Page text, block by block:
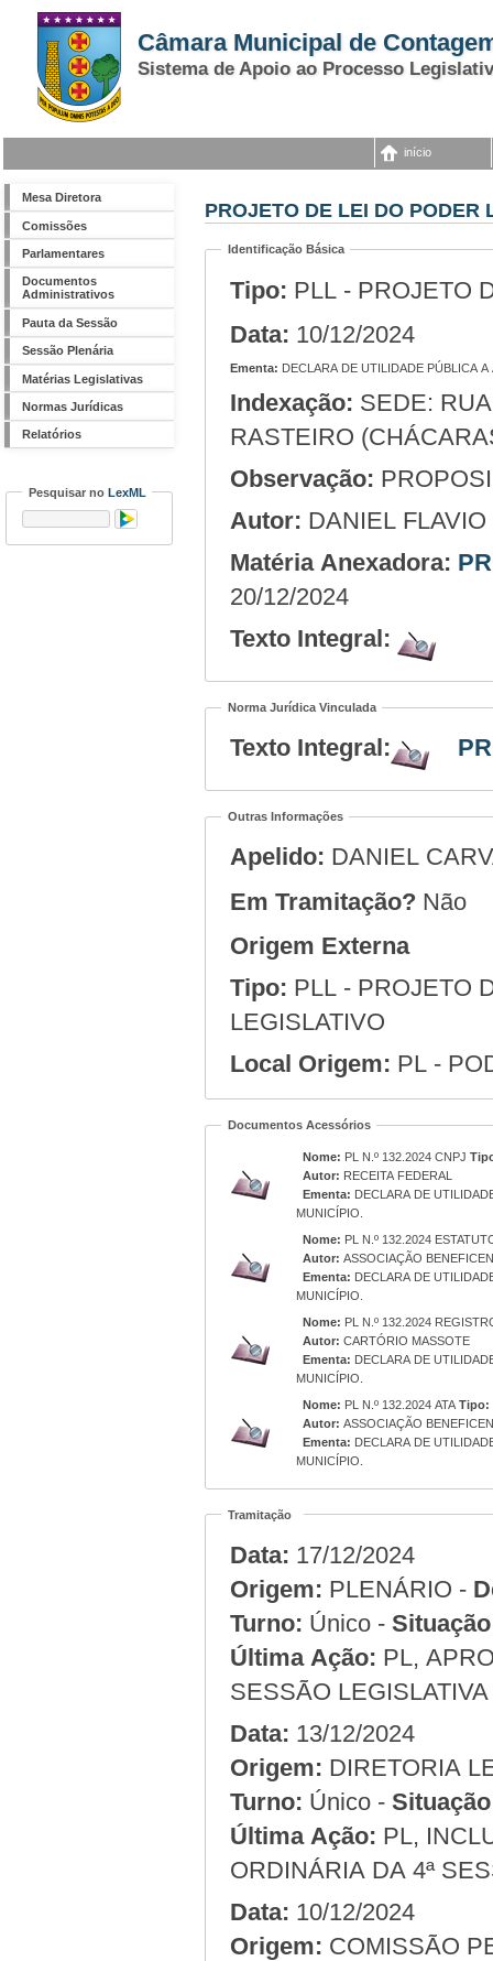
Câmara Municipal de
Sistema de Apoio ao Processo
início
Mesa Diretora
Comissões
Parlamentares
Documentos
Administrativos
Pauta da Sessão
Sessão Plenária
Matérias Legislativas
Normas Jurídicas
Relatórios
Pesquisar no LexML
PROJETO DE LEI DO PODER
Identificação Básica
Tipo: PLL - PROJETO
Data: 10/12/2024
Ementa: DECLARA DE UTILIDADE PÚBLICA
Indexação:
RASTEIRO
Observação:
Autor: DANIEL
Matéria Anexadora:
20/12/2024
Texto Integral:
Norma Jurídica Vinculada
Texto Integral:
Outras Informações
Apelido: DANIEL
Em Tramitação? Não
Origem Externa
Tipo: PLL - PROJETO
LEGISLATIVO
Local Origem: PL -
Documentos Acessórios
Nome: PL N.º 132.2024 CNPJ
Autor: RECEITA FEDERAL
Ementa: DECLARA DE
MUNICÍPIO.
Nome: PL N.º 132.2024
Autor: ASSOCIAÇÃO
Ementa: DECLARA DE
MUNICÍPIO.
Nome: PL N.º 132.2024
Autor: CARTÓRIO MASSOTE
Ementa: DECLARA DE
MUNICÍPIO.
Nome: PL N.º 132.2024 ATA Tipo:
Autor: ASSOCIAÇÃO
Ementa: DECLARA DE
MUNICÍPIO.
Tramitação
Data: 17/12/2024
Origem:
PLENÁRIO -
Turno:
Único -
Última Ação: PL,
SESSÃO
Data: 13/12/2024
Origem:
Turno:
Único -
Última Ação: PL,
ORDINÁRIA DA 4ª
Data: 10/12/2024
Origem: